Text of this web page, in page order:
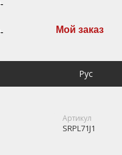
Мой заказ
Рус
Артикул
SRPL71J1